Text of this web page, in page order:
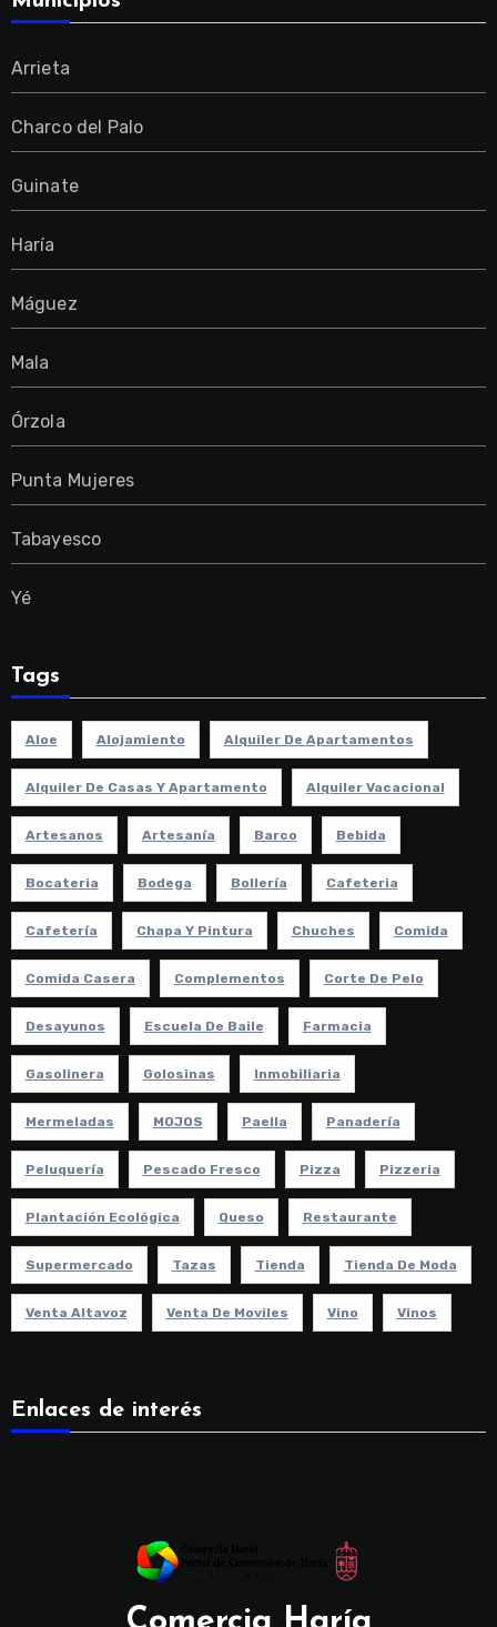
Arrieta
Charco del Palo
Guinate
Haría
Máguez
Mala
Órzola
Punta Mujeres
Tabayesco
Yé
Tags
Aloe Alojamiento Alquiler De Apartamentos
Alquiler De Casas Y Apartamento Alquiler Vacacional
Artesanos Artesanía Barco Bebida
Bocateria Bodega Bollería Cafeteria
Cafetería Chapa Y Pintura Chuches Comida
Comida Casera Complementos Corte De Pelo
Desayunos Escuela De Baile Farmacia
Gasolinera Golosinas Inmobiliaria
Mermeladas MOJOS Paella Panadería
Peluquería Pescado Fresco Pizza Pizzeria
Plantación Ecológica Queso Restaurante
Supermercado Tazas Tienda Tienda De Moda
Venta Altavoz Venta De Moviles Vino Vinos
Enlaces de interés